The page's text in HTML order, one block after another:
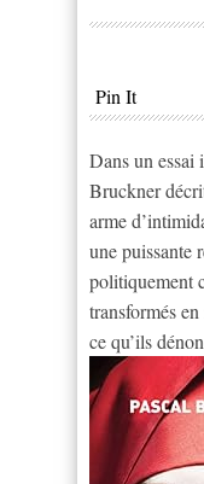
Pin It
Dans un essai
Bruckner
arme
une puissante
politiquement
transformés
ce qu’ils